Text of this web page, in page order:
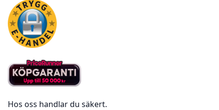
Hos oss handlar du säkert.